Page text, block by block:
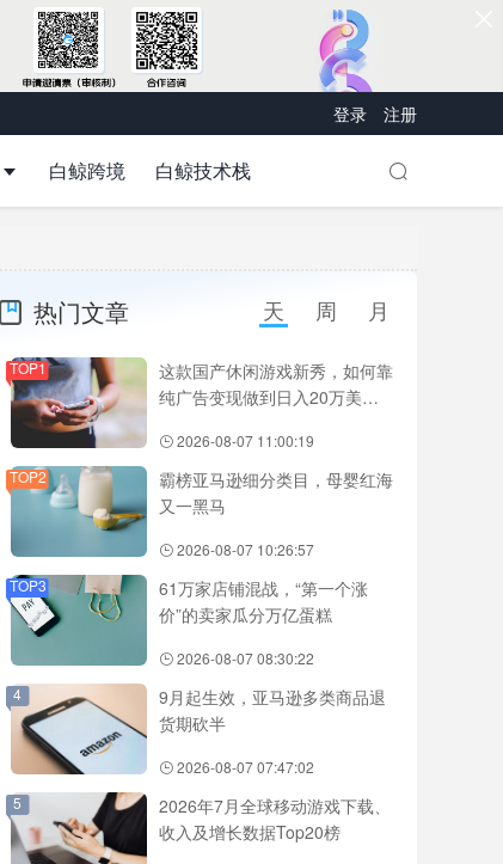
登录 注册
白鲸跨境 白鲸技术栈
热门文章 天 周 月
TOP1
这款国产休闲游戏新秀，如何靠
纯广告变现做到日入20万美
2026-08-07 11:00:19
TOP2
霸榜亚马逊细分类目，母婴红海
又一黑马
2026-08-07 10:26:57
TOP3
61万家店铺混战，“第一个涨
价”的卖家瓜分万亿蛋糕
2026-08-07 08:30:22
4
9月起生效，亚马逊多类商品退
货期砍半
2026-08-07 07:47:02
5
2026年7月全球移动游戏下载、
收入及增长数据Top20榜